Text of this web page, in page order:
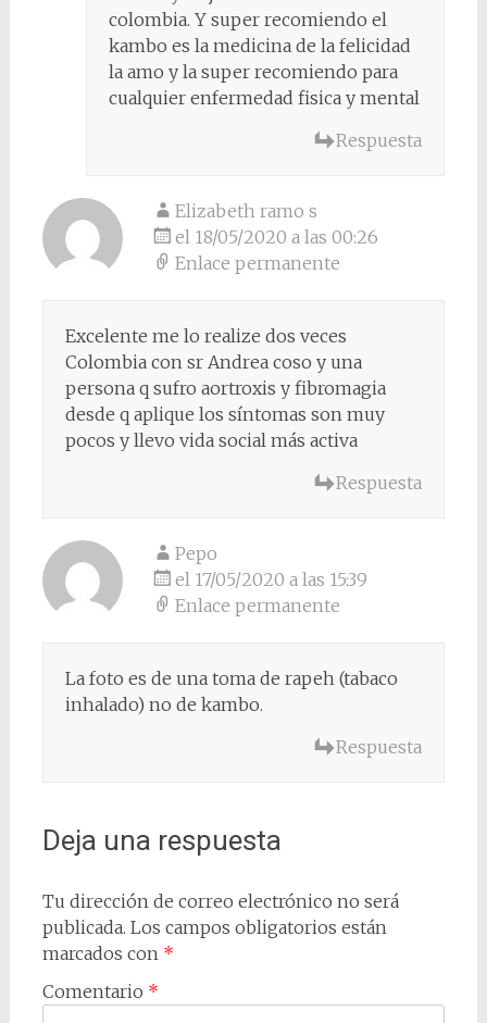
colombia. Y super recomiendo el
kambo es la medicina de la felicidad
la amo y la super recomiendo para
cualquier enfermedad fisica y mental
Respuesta
Elizabeth ramo s
el 18/05/2020 a las 00:26
Enlace permanente
Excelente me lo realize dos veces
Colombia con sr Andrea coso y una
persona q sufro aortroxis y fibromagia
desde q aplique los síntomas son muy
pocos y llevo vida social más activa
Respuesta
Pepo
el 17/05/2020 a las 15:39
Enlace permanente
La foto es de una toma de rapeh (tabaco
inhalado) no de kambo.
Respuesta
Deja una respuesta
Tu dirección de correo electrónico no será
publicada. Los campos obligatorios están
marcados con *
Comentario *